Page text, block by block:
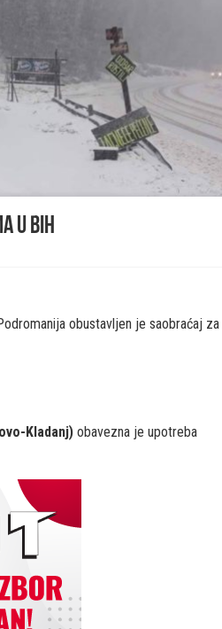
u BiH
obustavljen je saobraćaj za
Kladanj)obavezna je upotreba